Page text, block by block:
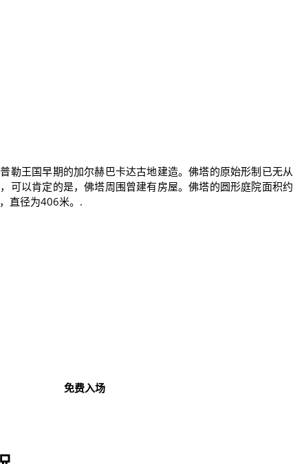
勒王国早期的加尔赫巴卡达古地建造。佛塔的原始形制已无从
可以肯定的是，佛塔周围曾建有房屋。佛塔的圆形庭院面积约
直径为406米。.
免费入场